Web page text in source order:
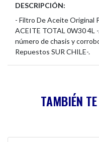
DESCRIPCIÓN:
- Filtro De Aceite Original
ACEITE TOTAL 0W30 4L
número de chasis y
Repuestos SUR CHILE-.
TAMBIÉN